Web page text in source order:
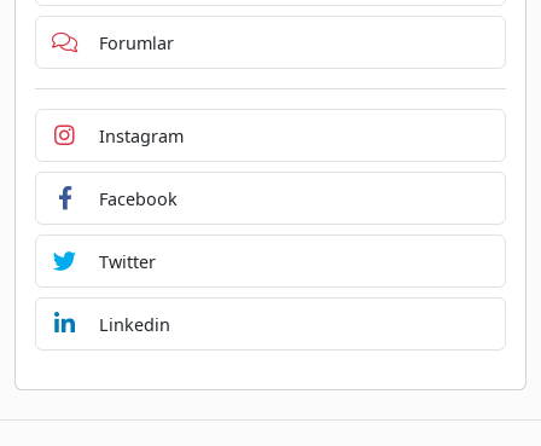
Forumlar
Instagram
Facebook
Twitter
Linkedin